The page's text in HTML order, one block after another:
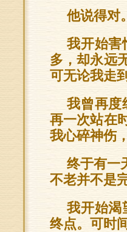
他说得对
我开始害
多，却永远
可无论我走
我曾再度
再一次站在
我心碎神伤
终于有一
不老并不是
我开始渴
终点。可时